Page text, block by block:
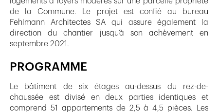
de la Commune. Le projet est confié au bureau
Fehlmann Architectes SA qui assure également la
direction du chantier jusqu’à son achèvement en
septembre 2021.
PROGRAMME
Le bâtiment de six étages au-dessus du rez-de-
chaussée est divisé en deux parties identiques et
comprend 51 appartements de 2,5 à 4,5 pièces. Les